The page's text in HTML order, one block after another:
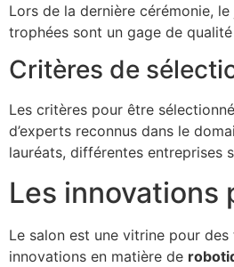
Lors de la dernière cérémonie,
trophées sont un gage de
Critères de
Les critères pour être
d’experts reconnus dans le
lauréats, différentes entreprises
Les innovations
Le salon est une vitrine pour
innovations en matière de